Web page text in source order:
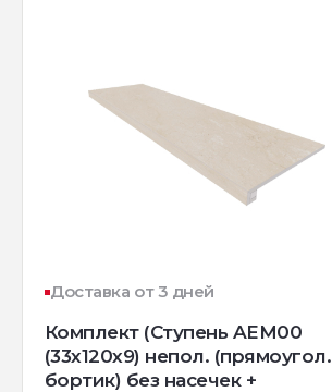
Доставка от 3 дней
Комплект (Ступень AEM00
(33x120x9) непол. (прямоугол.
бортик) без насечек +